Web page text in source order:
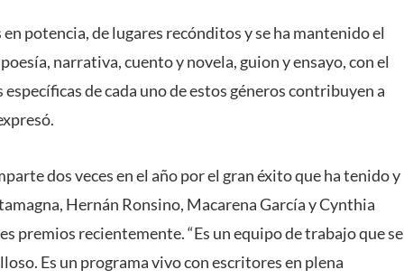
potencia, de lugares recónditos y se ha mantenido el
narrativa, cuento y novela, guion y ensayo, con el
de cada uno de estos géneros contribuyen a
dos veces en el año por el gran éxito que ha tenido y
Hernán Ronsino, Macarena García y Cynthia
premios recientemente. “Es un equipo de trabajo que se
Es un programa vivo con escritores en plena